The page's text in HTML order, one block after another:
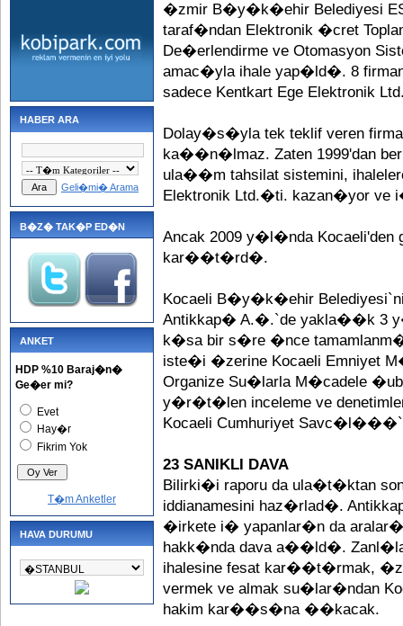
HABER ARA
Geli�mi� Arama
B�Z� TAK�P ED�N
ANKET
HDP %10 Baraj�n�
Ge�er mi?
Evet
Hay�r
Fikrim Yok
T�m Anketler
HAVA DURUMU
�zmir B�y�k�ehir Belediyesi
taraf�ndan Elektronik �cret
De�erlendirme ve Otomasyon
amac�yla ihale yap�ld�. 8
sadece Kentkart Ege Elektronik
Dolay�s�yla tek teklif veren
ka��n�lmaz. Zaten 1999'dan
ula��m tahsilat sistemini,
Elektronik Ltd.�ti. kazan�yor ve
Ancak 2009 y�l�nda
kar��t�rd�.
Kocaeli B�y�k�ehir
Antikkap� A.�.`de yakla��k 3
k�sa bir s�re �nce
iste�i �zerine Kocaeli
Organize Su�larla M�cadele
y�r�t�len inceleme ve
Kocaeli Cumhuriyet
23 SANIKLI DAVA
Bilirki�i raporu da ula�t�ktan
iddianamesini haz�rlad�.
�irkete i� yapanlar�n da
hakk�nda dava a��ld�.
ihalesine fesat kar��t�rmak,
vermek ve almak su�lar�ndan
hakim kar��s�na ��kacak.